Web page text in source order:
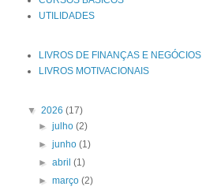
UTILIDADES
LIVROS DE FINANÇAS E NEGÓCIOS
LIVROS MOTIVACIONAIS
▼ 2026 (17)
►julho(2)
►junho(1)
►abril(1)
►março(2)